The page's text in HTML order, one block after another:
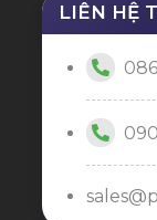
LIÊN HỆ